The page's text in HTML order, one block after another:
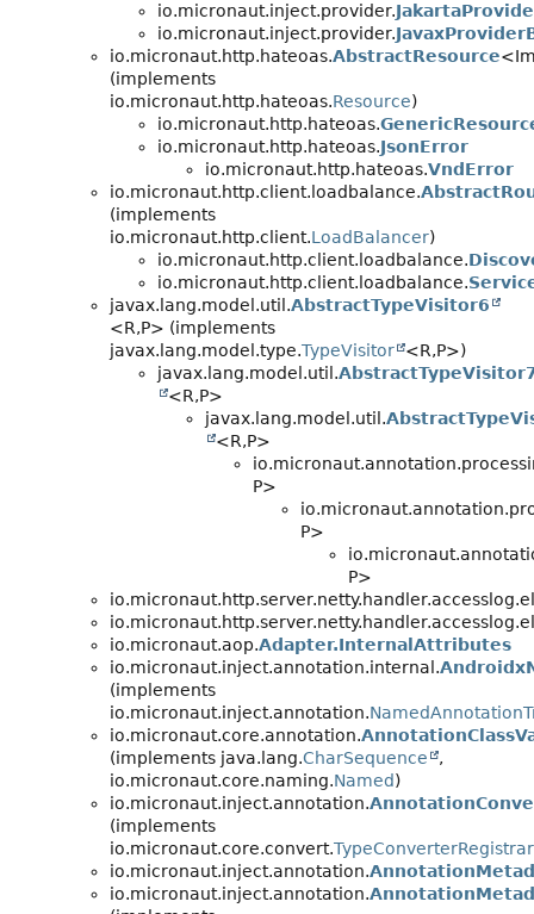
io.micronaut.inject.provider.
io.micronaut.inject.provider.
io.micronaut.http.hateoas.AbstractResource
(implements
io.micronaut.http.hateoas.Resource)
io.micronaut.http.hateoas.
io.micronaut.http.hateoas.JsonError
io.micronaut.http.hateoas.VndError
io.micronaut.http.client.loadbalance.
(implements
io.micronaut.http.client.LoadBalancer)
io.micronaut.http.client.loadbalance.
io.micronaut.http.client.loadbalance.
javax.lang.model.util.AbstractTypeVisitor6
<R,P> (implements
javax.lang.model.type.TypeVisitor <R,P>)
javax.lang.model.util.
<R,P>
javax.lang.model.util.
<R,P>
P>
P>
P>
io.micronaut.aop.Adapter.InternalAttributes
io.micronaut.inject.annotation.internal.
(implements
io.micronaut.inject.annotation.
io.micronaut.core.annotation.
(implements java.lang.CharSequence
,
io.micronaut.core.naming.Named)
io.micronaut.inject.annotation.
(implements
io.micronaut.core.convert.TypeConverterRegistrar
io.micronaut.inject.annotation.
io.micronaut.inject.annotation.